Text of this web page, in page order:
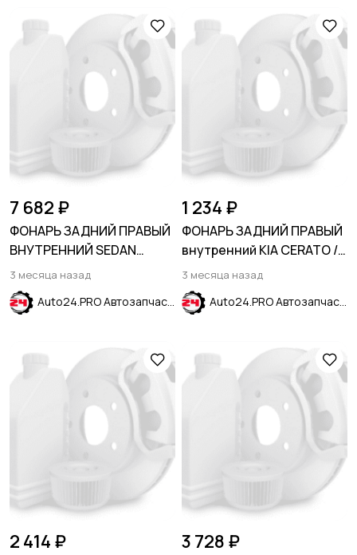
7 682 ₽
ФОНАРЬ ЗАДНИЙ ПРАВЫЙ
ВНУТРЕННИЙ SEDAN
CHEVROLET CRUZE 2015-
2024
3 месяца назад
Auto24.PRO Автозапчасти
1 234 ₽
ФОНАРЬ ЗАДНИЙ ПРАВЫЙ
внутренний KIA CERATO /
FORTE 2009-2013
3 месяца назад
Auto24.PRO Автозапчасти
2 414 ₽ 3 728 ₽